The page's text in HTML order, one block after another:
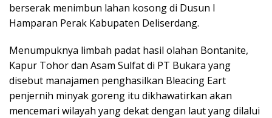
berserak menimbun lahan kosong di Dusun I
Hamparan Perak Kabupaten Deliserdang.
Menumpuknya limbah padat hasil olahan Bontanite,
Kapur Tohor dan Asam Sulfat di PT Bukara yang
disebut manajamen penghasilkan Bleacing Eart
penjernih minyak goreng itu dikhawatirkan akan
mencemari wilayah yang dekat dengan laut yang dilalui